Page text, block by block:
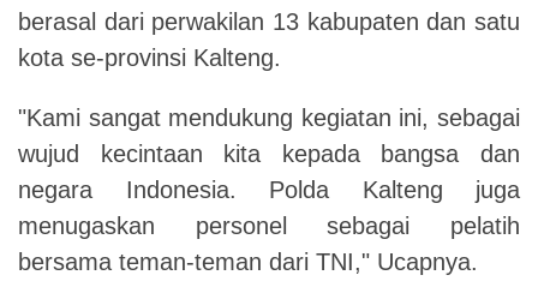
berasal dari perwakilan 13 kabupaten dan satu
kota se-provinsi Kalteng.
"Kami sangat mendukung kegiatan ini, sebagai
wujud kecintaan kita kepada bangsa dan
negara Indonesia. Polda Kalteng juga
menugaskan personel sebagai pelatih
bersama teman-teman dari TNI," Ucapnya.